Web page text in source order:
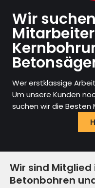
Wir
Wer erstklassige
Um unsere Kunden
suchen wir die Besten
Wir sind
Betonbohren